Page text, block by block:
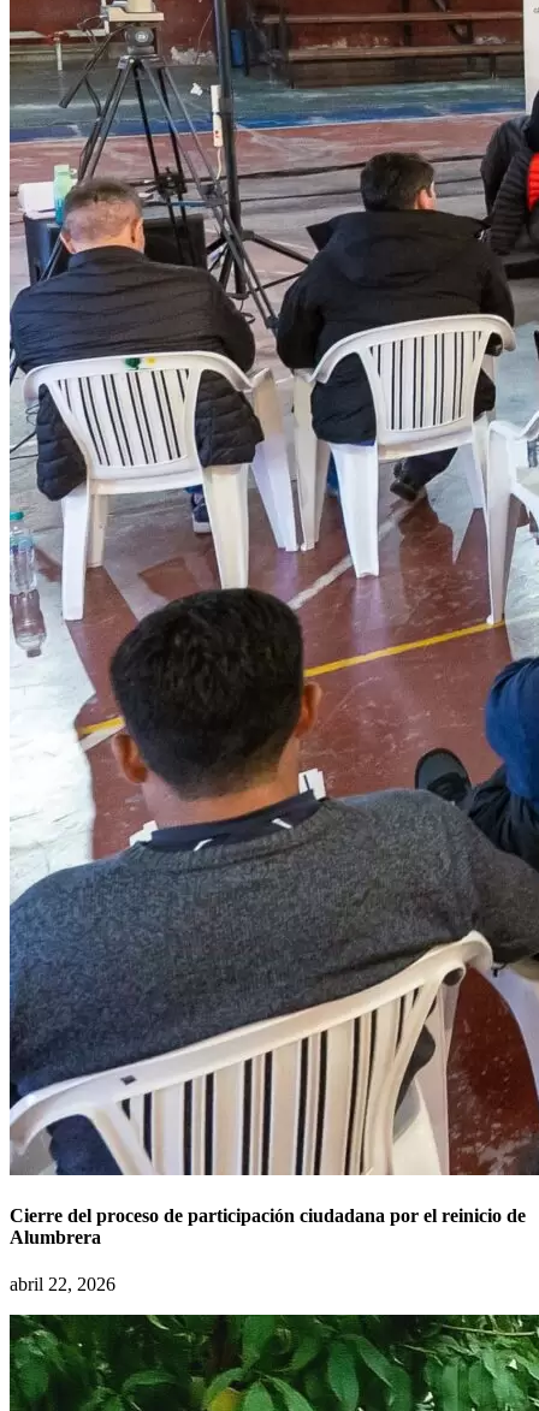
Cierre del proceso de participación ciudadana por el reinicio de
Alumbrera
abril 22, 2026